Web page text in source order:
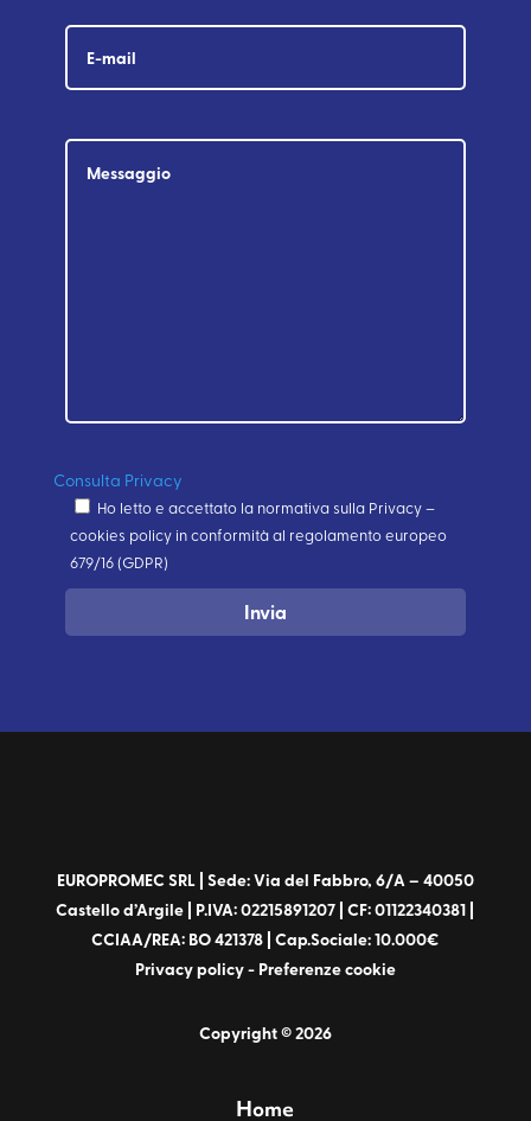
Consulta Privacy
Ho letto e accettato la normativa sulla Privacy –
cookies policy in conformità al regolamento europeo
679/16 (GDPR)
Invia
EUROPROMEC SRL | Sede: Via del Fabbro, 6/A – 40050
Castello d’Argile | P.IVA: 02215891207 | CF: 01122340381 |
CCIAA/REA: BO 421378 | Cap.Sociale: 10.000€
Privacy policy- Preferenze cookie
Copyright © 2026
Home